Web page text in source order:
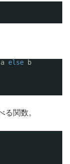
a else
b
る関数。